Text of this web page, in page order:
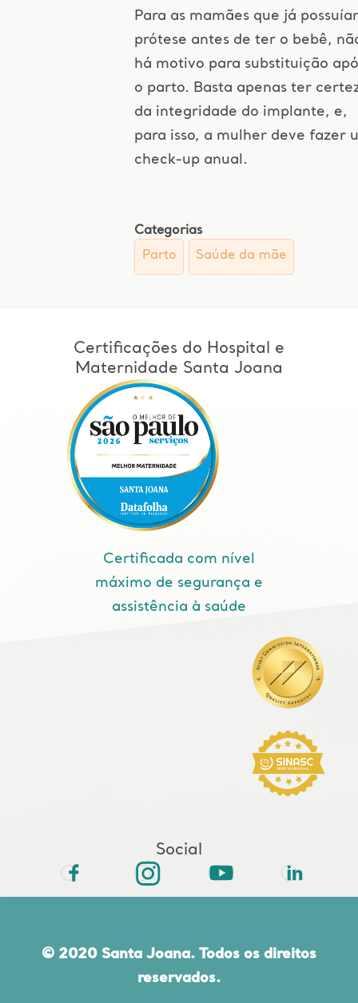
Para as mamães que já
prótese antes de ter o bebê,
há motivo para substituição
o parto. Basta apenas ter
da integridade do implante, e,
para isso, a mulher deve fazer
check-up anual.
Categorias
Parto
Saúde da mãe
Certificações do Hospital e
Maternidade Santa Joana
Certificada com nível
máximo de segurança e
assistência à saúde
Social
© 2020 Santa Joana. Todos os direitos
reservados.